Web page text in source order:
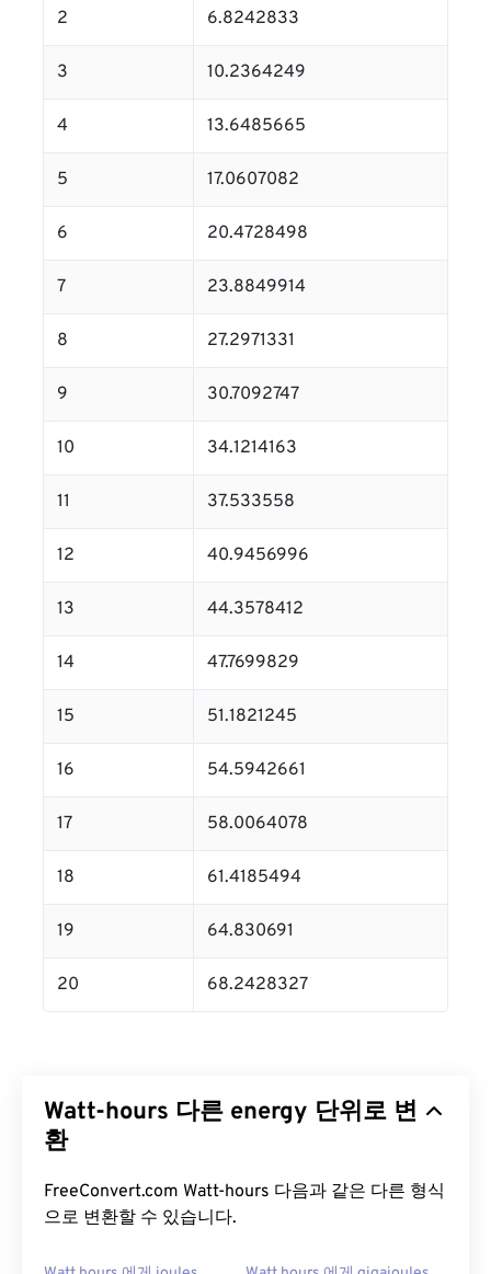
2 6.8242833
3 10.2364249
4 13.6485665
5 17.0607082
6 20.4728498
7 23.8849914
8 27.2971331
9 30.7092747
10 34.1214163
11 37.533558
12 40.9456996
13 44.3578412
14 47.7699829
15 51.1821245
16 54.5942661
17 58.0064078
18 61.4185494
19 64.830691
20 68.2428327
Watt-hours 다른 energy 단위로 변
환
FreeConvert.com Watt-hours 다음과 같은 다른 형식
으로 변환할 수 있습니다.